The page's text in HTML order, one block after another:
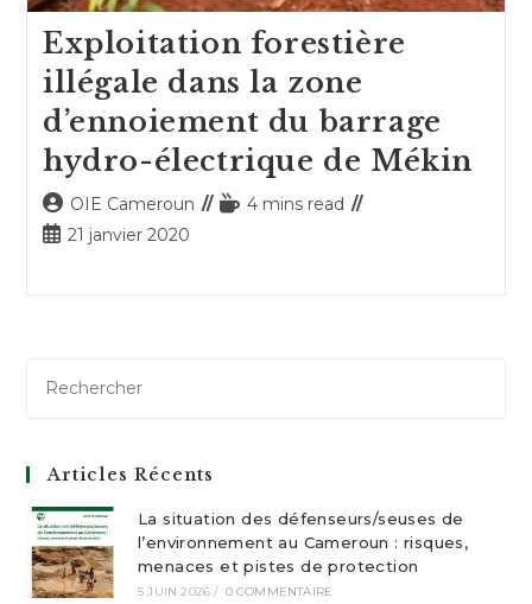
Exploitation forestière
illégale dans la zone
d’ennoiement du barrage
hydro-électrique de Mékin
Auteur/autrice
de
OIE Cameroun
Temps4 mins read
Publication
21 janvier 2020
Articles Récents
La situation des défenseurs/seuses de
l’environnement au Cameroun : risques,
menaces et pistes de protection
5 JUIN 2026 / 0 COMMENTAIRE